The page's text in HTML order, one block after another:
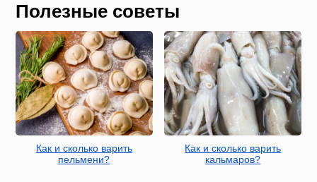
Полезные советы
Как и сколько варить
пельмени?
Как и сколько варить
кальмаров?